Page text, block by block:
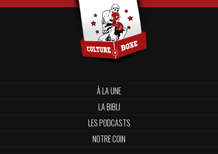
À LA UNE
LA BIBLI
LES PODCASTS
NOTRE COIN